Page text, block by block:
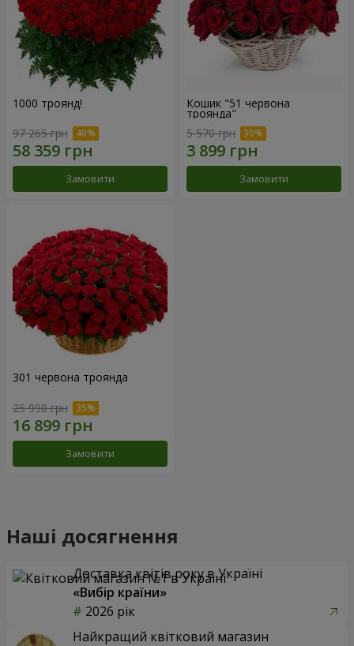
1000 троянд!
97 265 грн
Замовити
Кошик "51 червона
троянда"
5 570 грн
Замовити
301 червона троянда
25 998 грн
Замовити
Наші досягнення
Доставка квітів року в Україні
«Вибір країни»
2026 рік
Найкращий квітковий магазин